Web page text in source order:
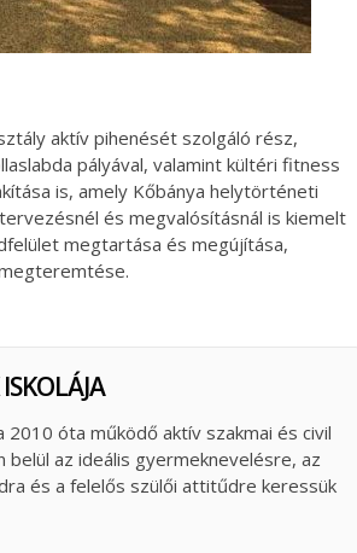
aktív pihenését szolgáló rész,
pályával, valamint kültéri fitness
is, amely Kőbánya helytörténeti
és megvalósításnál is kiemelt
megtartása és megújítása,
2010 óta működő aktív szakmai és civil
az ideális gyermeknevelésre, az
és a felelős szülői attitűdre keressük